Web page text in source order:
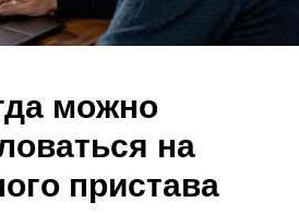
можно
на
пристава